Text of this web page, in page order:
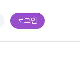
로그인